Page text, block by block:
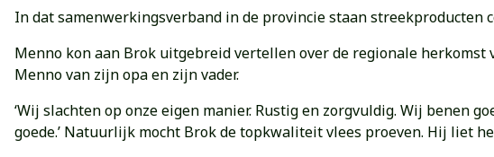
In dat samenwerkingsverband in de provincie staan
Menno kon aan Brok uitgebreid vertellen over de regionale
Menno van zijn opa en zijn vader.
‘Wij slachten op onze eigen manier. Rustig en zorgvuldig. Wij benen
goede.’ Natuurlijk mocht Brok de topkwaliteit vlees proeven. Hij liet